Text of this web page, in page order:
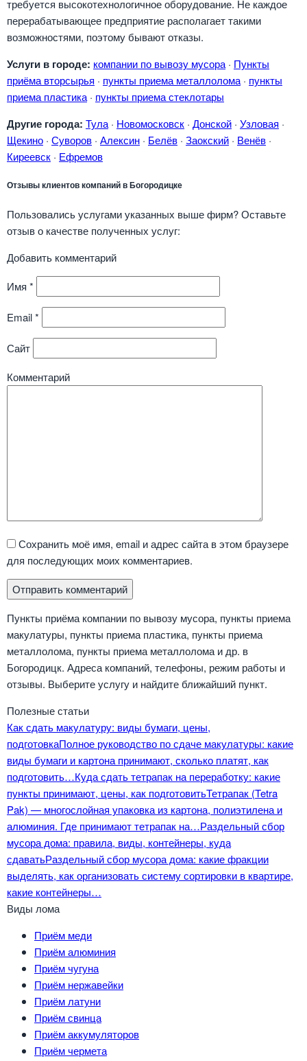
требуется высокотехнологичное оборудование. Не каждое
перерабатывающее предприятие располагает такими
возможностями, поэтому бывают отказы.
Услуги в городе: компании по вывозу мусора · Пункты
приёма вторсырья · пункты приема металлолома · пункты
приема пластика · пункты приема стеклотары
Другие города: Тула · Новомосковск · Донской · Узловая ·
Щекино · Суворов · Алексин · Белёв · Заокский · Венёв ·
Киреевск · Ефремов
Отзывы клиентов компаний в Богородицке
Пользовались услугами указанных выше фирм? Оставьте
отзыв о качестве полученных услуг:
Добавить комментарий
Имя *
Email*
Сайт
Комментарий
Сохранить моё имя, email и адрес сайта в этом браузере
для последующих моих комментариев.
Пункты приёма компании по вывозу мусора, пункты приема
макулатуры, пункты приема пластика, пункты приема
металлолома, пункты приема металлолома и др. в
Богородицк. Адреса компаний, телефоны, режим работы и
отзывы. Выберите услугу и найдите ближайший пункт.
Полезные статьи
Как сдать макулатуру: виды бумаги, цены,
подготовкаПолное руководство по сдаче макулатуры: какие
виды бумаги и картона принимают, сколько платят, как
подготовить…Куда сдать тетрапак на переработку: какие
пункты принимают, цены, как подготовитьТетрапак (Tetra
Pak) — многослойная упаковка из картона, полиэтилена и
алюминия. Где принимают тетрапак на…Раздельный сбор
мусора дома: правила, виды, контейнеры, куда
сдаватьРаздельный сбор мусора дома: какие фракции
выделять, как организовать систему сортировки в квартире,
какие контейнеры…
Виды лома
Приём меди
Приём алюминия
Приём чугуна
Приём нержавейки
Приём латуни
Приём свинца
Приём аккумуляторов
Приём чермета